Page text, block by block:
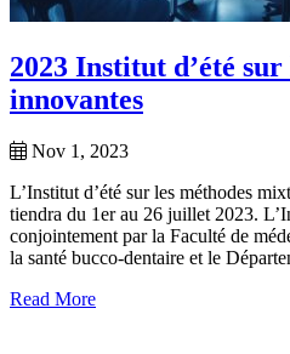
2023 Institut d’été
innovantes
Nov 1, 2023
L’Institut d’été sur les méthodes
tiendra du 1er au 26 juillet 2023.
conjointement par la Faculté de
la santé bucco-dentaire et le
Read More